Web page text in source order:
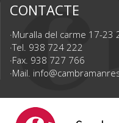
CONTACTE
Muralla del carme 17-23
Tel. 938 724 222
Fax. 938 727 766
Mail.